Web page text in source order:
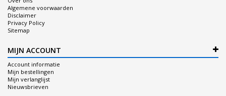
Algemene voorwaarden
Disclaimer
Privacy Policy
Sitemap
MIJN ACCOUNT
Account informatie
Mijn bestellingen
Mijn verlanglijst
Nieuwsbrieven